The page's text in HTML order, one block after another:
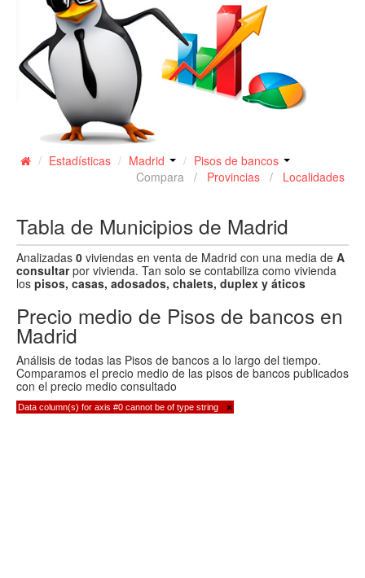
Contacto
/ Estadísticas / Madrid / Pisos de bancos
Compara / Provincias / Localidades
Tabla de Municipios de Madrid
Analizadas 0 viviendas en venta de Madrid con una media de A
consultarpor vivienda. Tan solo se contabiliza como vivienda
los pisos, casas, adosados, chalets, duplex y áticos
Precio medio de Pisos de bancos en
Madrid
Análisis de todas las Pisos de bancos a lo largo del tiempo.
Comparamos el precio medio de las pisos de bancos publicados
con el precio medio consultado
Data column(s) for axis #0 cannot be of type string ×